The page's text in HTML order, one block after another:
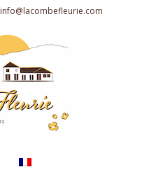
info@lacombefleurie.com